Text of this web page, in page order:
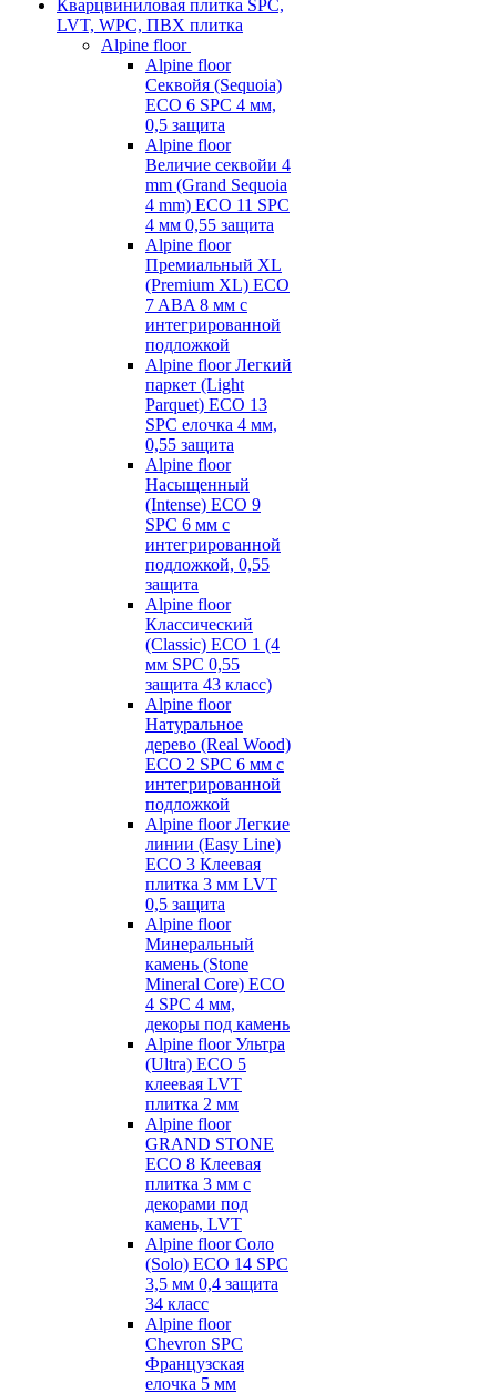
Кварцвиниловая плитка SPC,
LVT, WPC, ПВХ плитка
Alpine floor
Alpine floor
Секвойя (Sequoia)
ECO 6 SPC 4 мм,
0,5 защита
Alpine floor
Величие секвойи 4
mm (Grand Sequoia
4 mm) ECO 11 SPC
4 мм 0,55 защита
Alpine floor
Премиальный XL
(Premium XL) ECO
7 ABA 8 мм с
интегрированной
подложкой
Alpine floor Легкий
паркет (Light
Parquet) ECO 13
SPC елочка 4 мм,
0,55 защита
Alpine floor
Насыщенный
(Intense) ECO 9
SPC 6 мм с
интегрированной
подложкой, 0,55
защита
Alpine floor
Классический
(Classic) ECO 1 (4
мм SPC 0,55
защита 43 класс)
Alpine floor
Натуральное
дерево (Real Wood)
ECO 2 SPC 6 мм с
интегрированной
подложкой
Alpine floor Легкие
линии (Easy Line)
ECO 3 Клеевая
плитка 3 мм LVT
0,5 защита
Alpine floor
Минеральный
камень (Stone
Mineral Core) ECO
4 SPC 4 мм,
декоры под камень
Alpine floor Ультра
(Ultra) ECO 5
клеевая LVT
плитка 2 мм
Alpine floor
GRAND STONE
ECO 8 Клеевая
плитка 3 мм с
декорами под
камень, LVT
Alpine floor Соло
(Solo) ECO 14 SPC
3,5 мм 0,4 защита
34 класс
Alpine floor
Chevron SPC
Французская
елочка 5 мм